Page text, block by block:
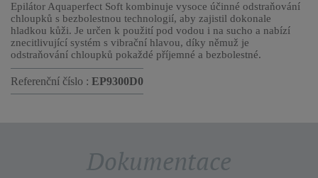
Epilátor Aquaperfect Soft kombinuje vysoce účinné odstraňování
chloupků s bezbolestnou technologií, aby zajistil dokonale
hladkou kůži. Je určen k použití pod vodou i na sucho a nabízí
znecitlivující systém s vibrační hlavou, díky němuž je
odstraňování chloupků pokaždé příjemné a bezbolestné.
Referenční číslo : EP9300D0
Dokumentace